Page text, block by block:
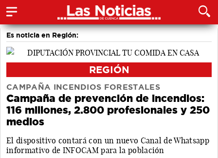
Es noticia en Región:
REGIÓN
CAMPAÑA INCENDIOS FORESTALES
Campaña de prevención de incendios:
116 millones, 2.800 profesionales y 250
medios
El dispositivo contará con un nuevo Canal de Whatsapp
informativo de INFOCAM para la población